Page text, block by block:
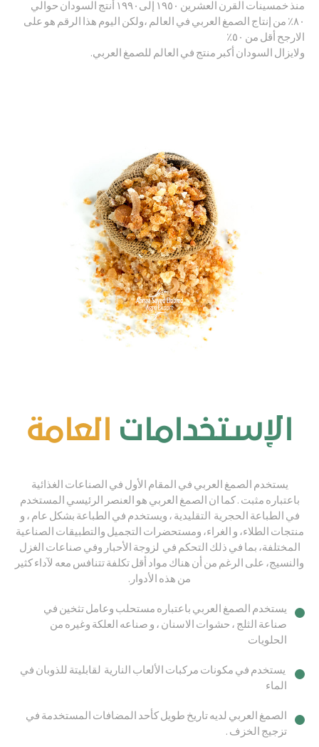
منذ خمسينات القرن العشرين ١٩٥٠ إلى١٩٩٠ أنتج السودان حوالي
٨٠٪ من إنتاج الصمغ العربي في العالم ،ولكن اليوم هذا الرقم هو على
الارجح أقل من ٥٠٪
ولايزال السودان أكبر منتج في العالم للصمغ العربي.
الإستخدامات العامة
يستخدم الصمغ العربي في المقام الأول في الصناعات الغذائية
باعتباره مثبت . كما ان الصمغ العربي هو العنصر الرئيسي المستخدم
في الطباعة الحجرية التقليدية ، ويستخدم في الطباعة بشكل عام ، و
منتجات الطلاء، و الغراء، ومستحضرات التجميل والتطبيقات الصناعية
المختلفة، بما في ذلك التحكم في لزوجة الأحبار وفي صناعات الغزل
والنسيج، على الرغم من أن هناك مواد أقل تكلفة تتنافس معه لآداء كثير
من هذه الأدوار.
يستخدم الصمغ العربي باعتباره مستحلب وعامل تثخين في
صناعة الثلج ، حشوات الاسنان ، و صناعه العلكة وغيره من
الحلويات
يستخدم في مكونات مركبات الألعاب النارية لقابليتة للذوبان في
الماء
الصمغ العربي لديه تاريخ طويل كأحد المضافات المستخدمة في
تزجيج الخزف .